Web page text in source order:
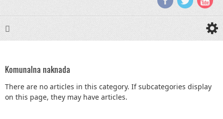
Komunalna naknada
There are no articles in this category. If subcategories display
on this page, they may have articles.